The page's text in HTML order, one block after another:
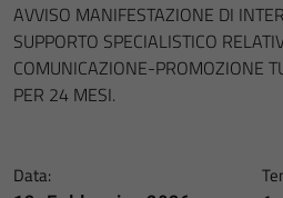
AVVISO MANIFESTAZIONE DI
SUPPORTO SPECIALISTICO
COMUNICAZIONE-PROMOZIONE
PER 24 MESI.
Data: